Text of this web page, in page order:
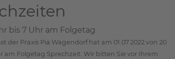
bis 7 Uhr am Folgetag
der Praxis Pia Wagendorf hat am 01.07.2022 von 20
am Folgetag Sprechzeit. Wir bitten Sie vor Ihrem